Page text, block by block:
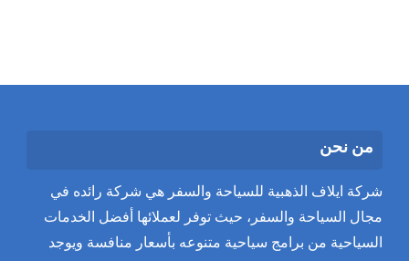
من نحن
شركة ايلاف الذهبية للسياحة والسفر هي شركة رائده في
مجال السياحة والسفر، حيث توفر لعملائها أفضل الخدمات
السياحية من برامج سياحية متنوعه بأسعار منافسة ويوجد